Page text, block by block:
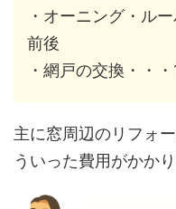
・オーニング・ル
前後
・網戸の交換・・
主に窓周辺のリフォ
ういった費用がかかり